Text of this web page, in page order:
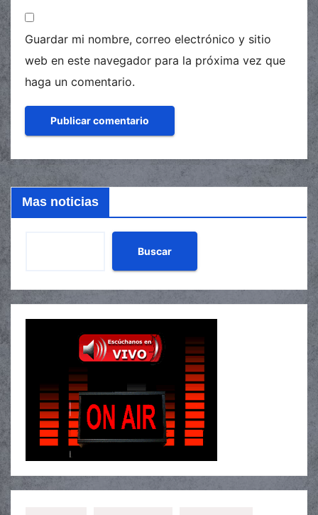
Guardar mi nombre, correo electrónico y sitio
web en este navegador para la próxima vez que
haga un comentario.
Mas noticias
Buscar